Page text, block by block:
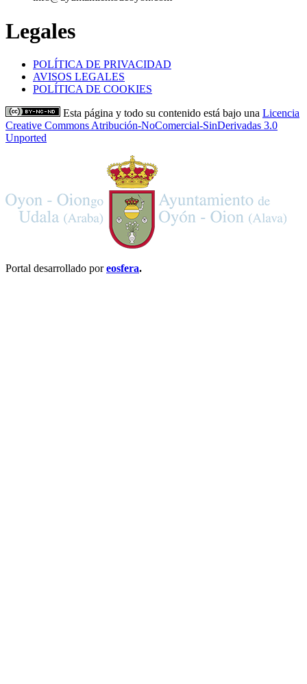
Legales
POLÍTICA DE PRIVACIDAD
AVISOS LEGALES
POLÍTICA DE COOKIES
Esta página y todo su contenido está bajo una Licencia
Creative Commons Atribución-NoComercial-SinDerivadas 3.0
Unported
Portal desarrollado poreosfera.